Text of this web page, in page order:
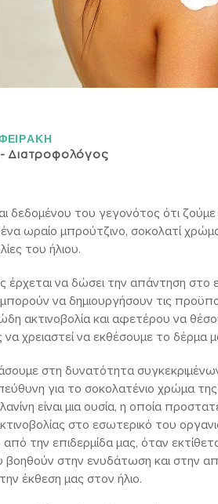
- Διατροφολόγος
δεδομένου του γεγονότος ότι
ωραίο μπρούτζινο, σοκολατί χρώμα
του ήλιου.
έρχεται να δώσει την απάντηση στο
μπορούν να δημιουργήσουν τις
ακτινοβολία και αφετέρου να
χρειαστεί να εκθέσουμε το δέρμα
στη δυνατότητα
για το σοκολατένιο χρώμα
είναι μια ουσία, η οποία
στο εσωτερικό του
την επιδερμίδα μας, όταν
βοηθούν στην ενυδάτωση και στην
έκθεση μας στον ήλιο.